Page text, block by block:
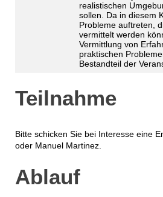
realistischen
sollen. Da in diesem
Probleme auftreten,
vermittelt werden
Vermittlung von
praktischen
Bestandteil der
Teilnahme
Bitte schicken Sie bei Interesse eine
oder Manuel Martinez.
Ablauf